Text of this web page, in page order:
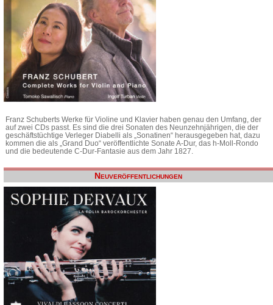
Franz Schuberts Werke für Violine und Klavier haben genau den Umfang, der
auf zwei CDs passt. Es sind die drei Sonaten des Neunzehnjährigen, die der
geschäftstüchtige Verleger Diabelli als „Sonatinen“ herausgegeben hat, dazu
kommen die als „Grand Duo“ veröffentlichte Sonate A-Dur, das h-Moll-Rondo
und die bedeutende C-Dur-Fantasie aus dem Jahr 1827.
Neuveröffentlichungen